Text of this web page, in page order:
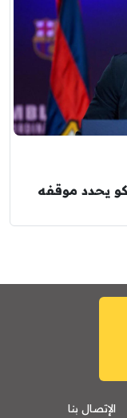
يحدد موقفه
الإتصال بنا